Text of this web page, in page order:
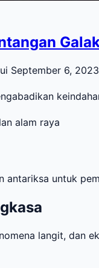
September 6, 2023
alam raya
antariksa untuk
langit, dan